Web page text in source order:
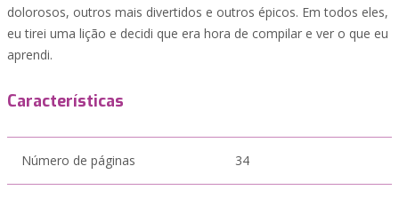
dolorosos, outros mais divertidos e outros épicos. Em todos eles,
eu tirei uma lição e decidi que era hora de compilar e ver o que eu
aprendi.
Características
Número de páginas 34